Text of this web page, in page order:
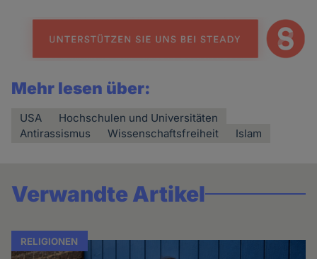
Mehr lesen über:
USA
Hochschulen und Universitäten
Antirassismus
Wissenschaftsfreiheit Islam
Verwandte Artikel
RELIGIONEN